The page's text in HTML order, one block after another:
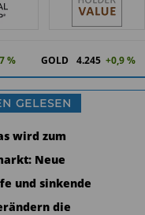
% GOLD 4.245 +0,9 %
GELESEN
wird zum
Neue
und sinkende
die